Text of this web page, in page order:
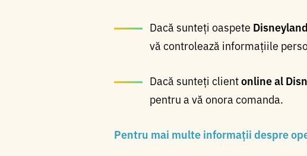
Dacă sunteți oaspete
vă controlează informațiile
Dacă sunteți clientonline al
pentru a vă onora comanda.
Pentru mai multe informații despre